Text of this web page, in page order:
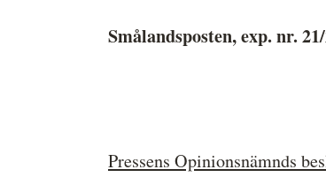
Smålandsposten, exp. nr.
Pressens Opinionsnämnds